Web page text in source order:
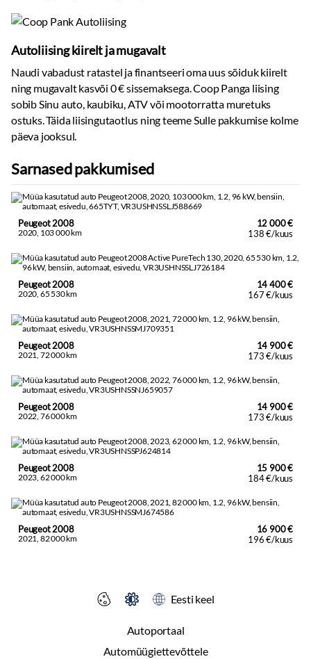
Autoliising kiirelt ja mugavalt
Naudi vabadust ratastel ja finantseeri oma uus sõiduk kiirelt
ning mugavalt kasvõi 0 € sissemaksega. Coop Panga liising
sobib Sinu auto, kaubiku, ATV või mootorratta muretuks
ostuks. Täida liisingutaotlus ning teeme Sulle pakkumise kolme
päeva jooksul.
Sarnased pakkumised
Peugeot 2008
2020, 103 000 km
12 000 €
138 €/kuus
Peugeot 2008
2020, 65 530 km
14 400 €
167 €/kuus
Peugeot 2008
2021, 72 000 km
14 900 €
173 €/kuus
Peugeot 2008
2022, 76 000 km
14 900 €
173 €/kuus
Peugeot 2008
2023, 62 000 km
15 900 €
184 €/kuus
Peugeot 2008
2021, 82 000 km
16 900 €
196 €/kuus
Autoportaal
Automüügiettevõttele
Eesti keel